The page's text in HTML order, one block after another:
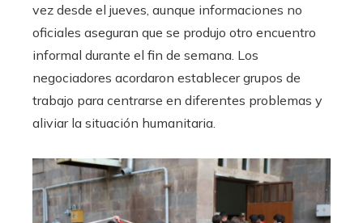
vez desde el jueves, aunque informaciones no
oficiales aseguran que se produjo otro encuentro
informal durante el fin de semana. Los
negociadores acordaron establecer grupos de
trabajo para centrarse en diferentes problemas y
aliviar la situación humanitaria.